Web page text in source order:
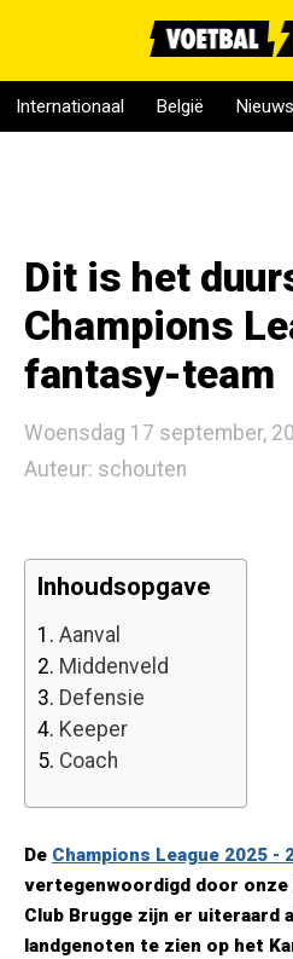
Internationaal België Nieuws
Dit is het
Champions
fantasy-team
Woensdag 17 september,
Auteur: schouten
Inhoudsopgave
1. Aanval
2. Middenveld
3. Defensie
4. Keeper
5. Coach
De Champions League 2025 -
vertegenwoordigd door onze
Club Brugge zijn er uiteraard
landgenoten te zien op het